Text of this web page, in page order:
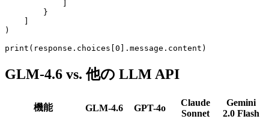
        }
)
GLM-4.6 vs. 他の LLM API
機能 GLM-4.6 GPT-4o
Claude
Sonnet
Gemini
2.0 Flash